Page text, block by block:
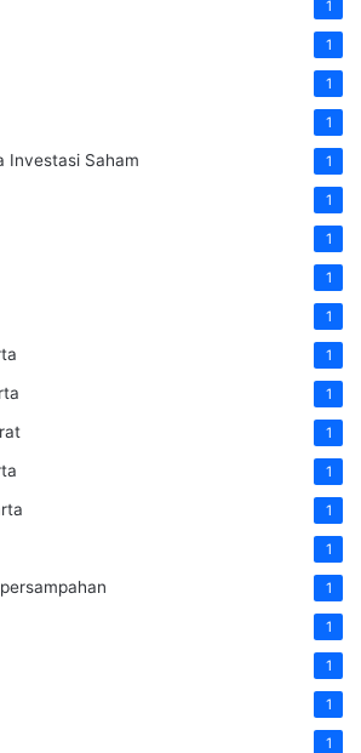
1
1
1
1
Investasi Saham 1
1
1
1
1
1
1
1
1
1
1
1
1
1
1
1